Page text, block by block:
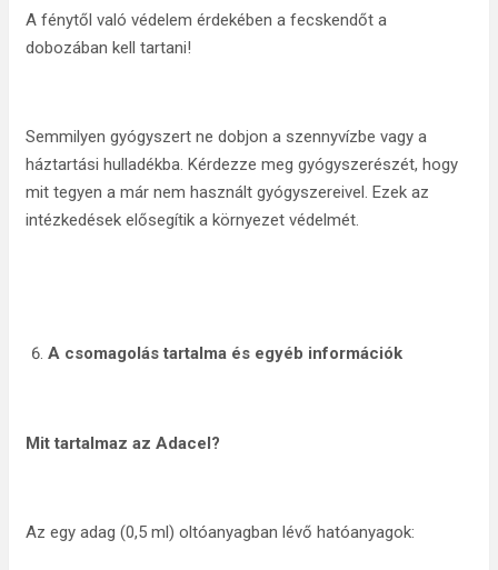
A fénytől való védelem érdekében a fecskendőt a
dobozában kell tartani!
Semmilyen gyógyszert ne dobjon a szennyvízbe vagy a
háztartási hulladékba. Kérdezze meg gyógyszerészét, hogy
mit tegyen a már nem használt gyógyszereivel. Ezek az
intézkedések elősegítik a környezet védelmét.
A csomagolás tartalma és egyéb információk
Mit tartalmaz az Adacel?
Az egy adag (0,5 ml) oltóanyagban lévő hatóanyagok: